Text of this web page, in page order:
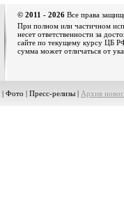
© 2011 - 2026 Все права
При полном или частичном
несет ответственности за
сайте по текущему курсу ЦБ
сумма может отличаться от
| Фото | Пресс-релизы | Архив